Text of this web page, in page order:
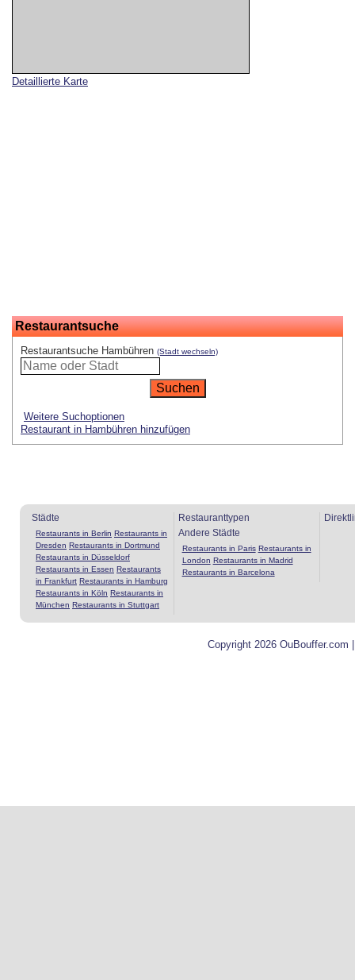
Detaillierte Karte
Restaurantsuche
Restaurantsuche Hambühren (Stadt wechseln)
Weitere Suchoptionen
Restaurant in Hambühren hinzufügen
Städte
Restaurants in Berlin Restaurants in
Dresden Restaurants in Dortmund
Restaurants in Düsseldorf
Restaurants in Essen Restaurants
in Frankfurt Restaurants in Hamburg
Restaurants in Köln Restaurants in
München Restaurants in Stuttgart
Restauranttypen
Andere Städte
Restaurants in Paris Restaurants in
London Restaurants in Madrid
Restaurants in Barcelona
Copyright 2026 OuBouffer.com